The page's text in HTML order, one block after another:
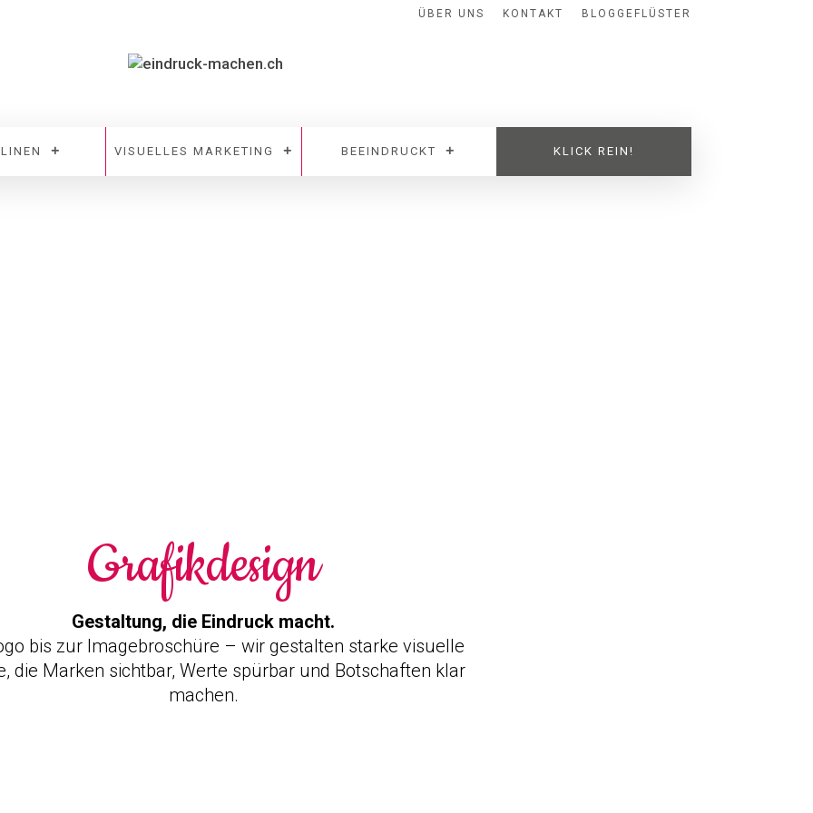
ÜBER UNS KONTAKT BLOGGEFLÜSTER
VISUELLES MARKETING BEEINDRUCKT KLICK REIN!
Grafikdesign
Gestaltung, die Eindruck macht.
bis zur Imagebroschüre – wir gestalten starke visuelle
die Marken sichtbar, Werte spürbar und Botschaften klar
machen.